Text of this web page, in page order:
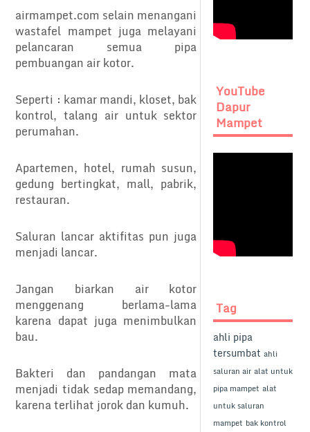
airmampet.com selain menangani
wastafel mampet juga melayani
pelancaran semua pipa
pembuangan air kotor.
Seperti : kamar mandi, kloset, bak
kontrol, talang air untuk sektor
perumahan.
Apartemen, hotel, rumah susun,
gedung bertingkat, mall, pabrik,
restauran.
Saluran lancar aktifitas pun juga
menjadi lancar.
Jangan biarkan air kotor
menggenang berlama-lama
karena dapat juga menimbulkan
bau.
Bakteri dan pandangan mata
menjadi tidak sedap memandang,
karena terlihat jorok dan kumuh.
YouTube
Dapur
Mampet
Tag
ahli pipa
tersumbat ahli
saluran air alat untuk
pipa mampet alat
untuk saluran
mampet bak kontrol